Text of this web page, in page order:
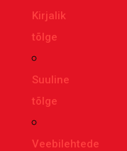
Kirjalik
tõlge
Suuline
tõlge
Veebilehtede